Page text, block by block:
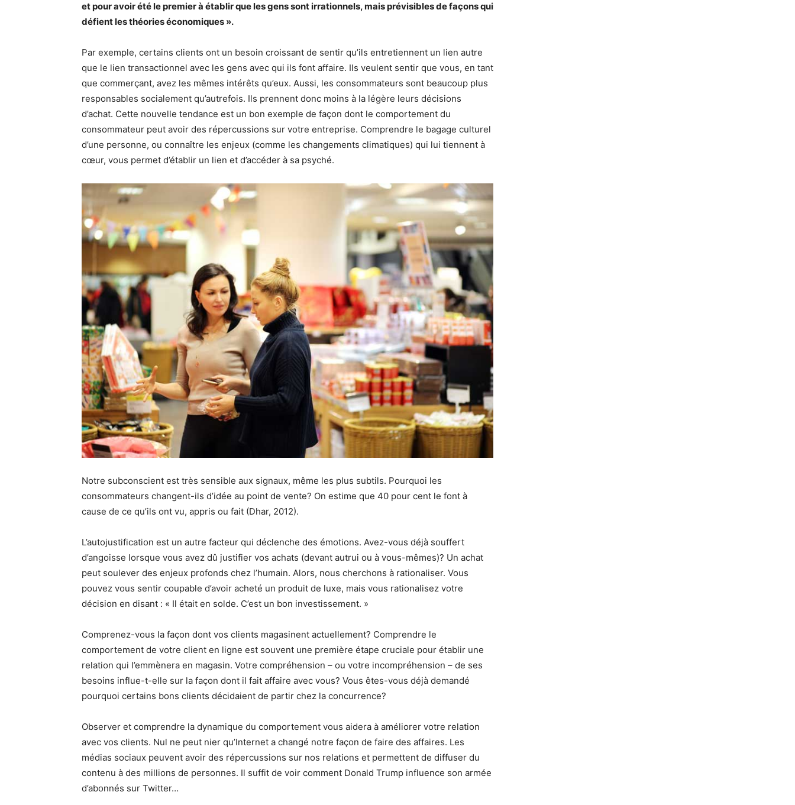
et pour avoir été le premier à établir que les gens sont irrationnels, mais prévisibles de façons qui
défient les théories économiques ».
Par exemple, certains clients ont un besoin croissant de sentir qu’ils entretiennent un lien autre
que le lien transactionnel avec les gens avec qui ils font affaire. Ils veulent sentir que vous, en tant
que commerçant, avez les mêmes intérêts qu’eux. Aussi, les consommateurs sont beaucoup plus
responsables socialement qu’autrefois. Ils prennent donc moins à la légère leurs décisions
d’achat. Cette nouvelle tendance est un bon exemple de façon dont le comportement du
consommateur peut avoir des répercussions sur votre entreprise. Comprendre le bagage culturel
d’une personne, ou connaître les enjeux (comme les changements climatiques) qui lui tiennent à
cœur, vous permet d’établir un lien et d’accéder à sa psyché.
Notre subconscient est très sensible aux signaux, même les plus subtils. Pourquoi les
consommateurs changent-ils d’idée au point de vente? On estime que 40 pour cent le font à
cause de ce qu’ils ont vu, appris ou fait (Dhar, 2012).
L’autojustification est un autre facteur qui déclenche des émotions. Avez-vous déjà souffert
d’angoisse lorsque vous avez dû justifier vos achats (devant autrui ou à vous-mêmes)? Un achat
peut soulever des enjeux profonds chez l’humain. Alors, nous cherchons à rationaliser. Vous
pouvez vous sentir coupable d’avoir acheté un produit de luxe, mais vous rationalisez votre
décision en disant : « Il était en solde. C’est un bon investissement. »
Comprenez-vous la façon dont vos clients magasinent actuellement? Comprendre le
comportement de votre client en ligne est souvent une première étape cruciale pour établir une
relation qui l’emmènera en magasin. Votre compréhension – ou votre incompréhension – de ses
besoins influe-t-elle sur la façon dont il fait affaire avec vous? Vous êtes-vous déjà demandé
pourquoi certains bons clients décidaient de partir chez la concurrence?
Observer et comprendre la dynamique du comportement vous aidera à améliorer votre relation
avec vos clients. Nul ne peut nier qu’Internet a changé notre façon de faire des affaires. Les
médias sociaux peuvent avoir des répercussions sur nos relations et permettent de diffuser du
contenu à des millions de personnes. Il suffit de voir comment Donald Trump influence son armée
d’abonnés sur Twitter…